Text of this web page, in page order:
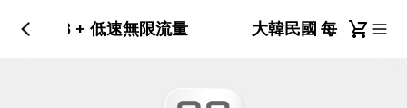
每日2GB + 低速無限流量 大韓民國 每日2GB